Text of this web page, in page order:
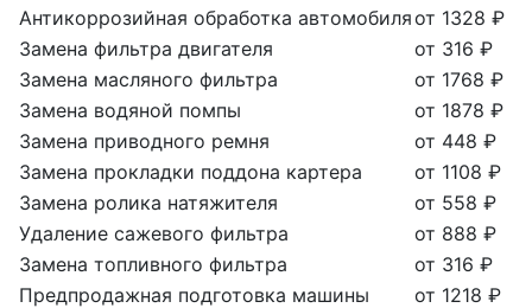
Антикоррозийная обработка автомобиляот 1328 ₽
Замена фильтра двигателя
от 316 ₽
Замена масляного фильтра
от 1768 ₽
Замена водяной помпы
от 1878 ₽
Замена приводного ремня
от 448 ₽
Замена прокладки поддона картера
от 1108 ₽
Замена ролика натяжителя
от 558 ₽
Удаление сажевого фильтра
от 888 ₽
Замена топливного фильтра
от 316 ₽
Предпродажная подготовка машины
от 1218 ₽